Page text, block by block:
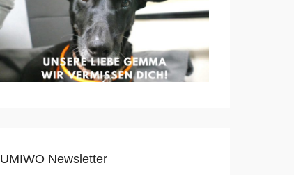
UMIWO Newsletter